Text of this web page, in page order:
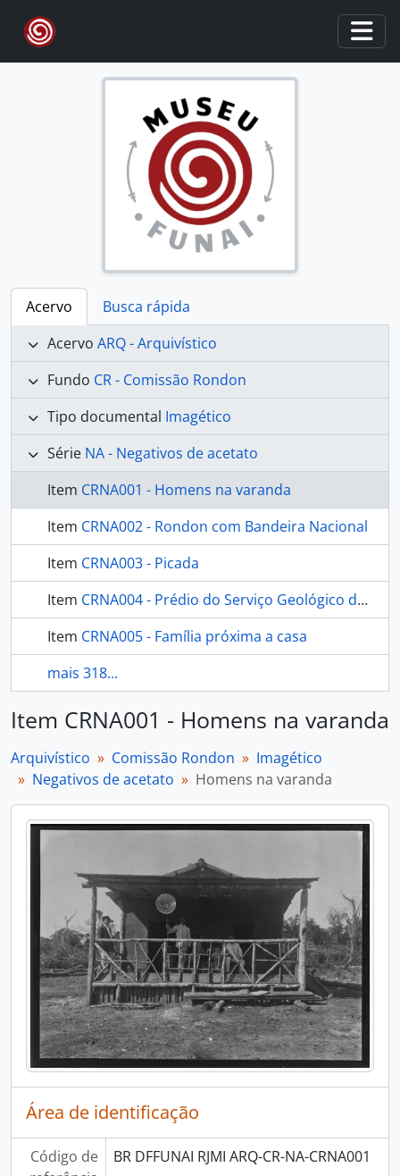
Skip to main content
Acervo
Busca rápida
Acervo ARQ - Arquivístico
Fundo CR - Comissão Rondon
Tipo documental Imagético
Série NA - Negativos de acetato
Item CRNA001 - Homens na varanda
Item CRNA002 - Rondon com Bandeira Nacional
Item CRNA003 - Picada
Item CRNA004 - Prédio do Serviço Geológico do Brasil
Item CRNA005 - Família próxima a casa
mais 318...
Item CRNA001 - Homens na varanda
Arquivístico Comissão Rondon
Imagético
Negativos de acetato
Homens na varanda
Área de identificação
Código de
BR DFFUNAI RJMI ARQ-CR-NA-CRNA001